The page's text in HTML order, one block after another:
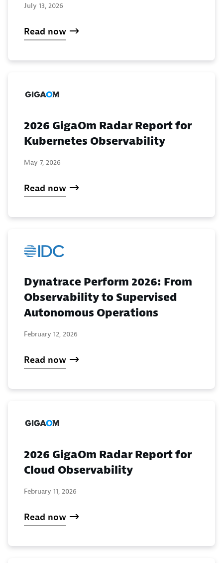
July 13, 2026
Read now
2026 GigaOm Radar Report for
Kubernetes Observability
May 7, 2026
Read now
Dynatrace Perform 2026: From
Observability to Supervised
Autonomous Operations
February 12, 2026
Read now
2026 GigaOm Radar Report for
Cloud Observability
February 11, 2026
Read now